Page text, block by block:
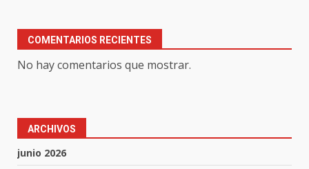
COMENTARIOS RECIENTES
No hay comentarios que mostrar.
ARCHIVOS
junio 2026